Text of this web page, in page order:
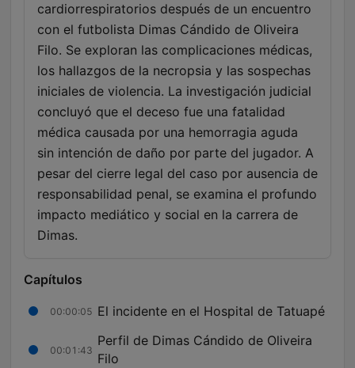
cardiorrespiratorios después de un encuentro
con el futbolista Dimas Cándido de Oliveira
Filo. Se exploran las complicaciones médicas,
los hallazgos de la necropsia y las sospechas
iniciales de violencia. La investigación judicial
concluyó que el deceso fue una fatalidad
médica causada por una hemorragia aguda
sin intención de daño por parte del jugador. A
pesar del cierre legal del caso por ausencia de
responsabilidad penal, se examina el profundo
impacto mediático y social en la carrera de
Dimas.
Capítulos
00:00:05 El incidente en el Hospital de Tatuapé
00:01:43
Perfil de Dimas Cándido de Oliveira
Filo